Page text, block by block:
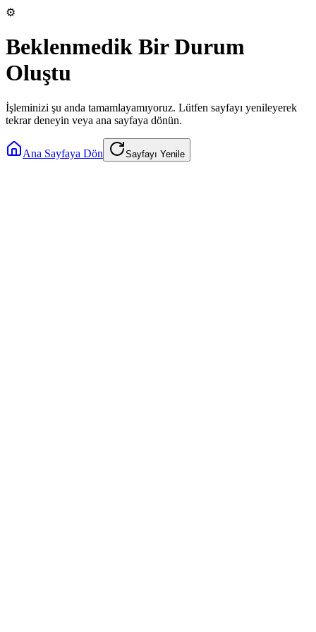
⚙️
Beklenmedik Bir Durum
Oluştu
İşleminizi şu anda tamamlayamıyoruz. Lütfen sayfayı yenileyerek
tekrar deneyin veya ana sayfaya dönün.
Ana Sayfaya Dön Sayfayı Yenile